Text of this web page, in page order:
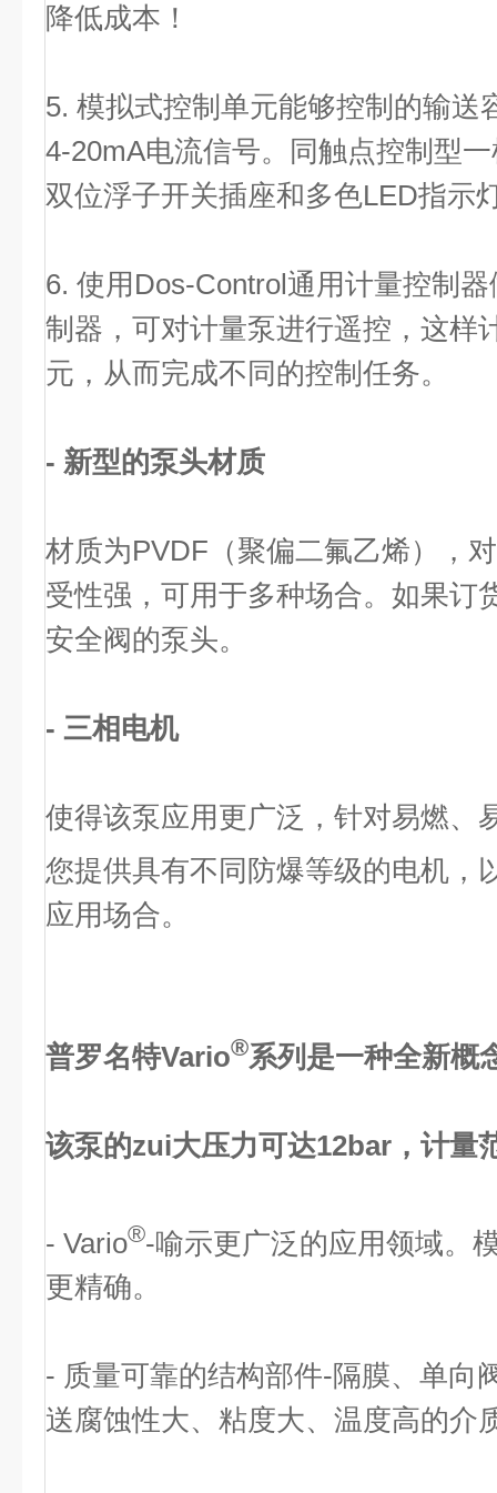
降低成本！
5. 模拟式控制单元能够控制的输送
4-20mA电流信号。同触点控制型
双位浮子开关插座和多色LED指示
6. 使用Dos-Control通用计量控制
制器，可对计量泵进行遥控，这样
元，从而完成不同的控制任务。
- 新型的泵头材质
材质为PVDF（聚偏二氟乙烯），
受性强，可用于多种场合。如果订
安全阀的泵头。
- 三相电机
使得该泵应用更广泛，针对易燃、
您提供具有不同防爆等级的电机，
应用场合。
普罗名特Vario®系列是一种全新概
该泵的zui大压力可达12bar，计量
- Vario®-喻示更广泛的应用领域。
更精确。
- 质量可靠的结构部件-隔膜、单向
送腐蚀性大、粘度大、温度高的介